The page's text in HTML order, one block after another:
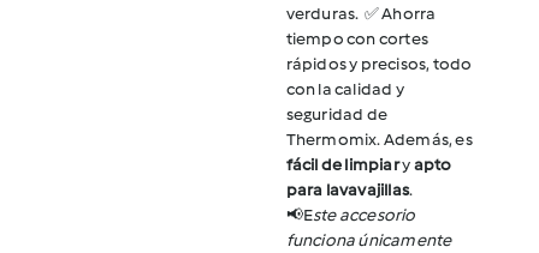
verduras. ✅ Ahorra
tiempo con cortes
rápidos y precisos, todo
con la calidad y
seguridad de
Thermomix. Además, es
fácil de limpiaryapto
para lavavajillas.
📢Este accesorio
funciona únicamente